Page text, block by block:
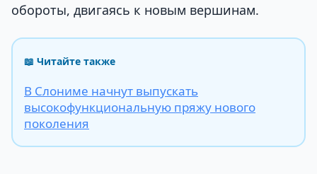
обороты, двигаясь к новым вершинам.
📖 Читайте также
В Слониме начнут выпускать
высокофункциональную пряжу нового
поколения